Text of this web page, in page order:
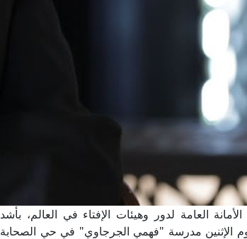
العامة لدور وهيئات الإفتاء في العالم، بأشد
الإثنين مدرسة "فهمي الجرجاوي" في حي الصحابة